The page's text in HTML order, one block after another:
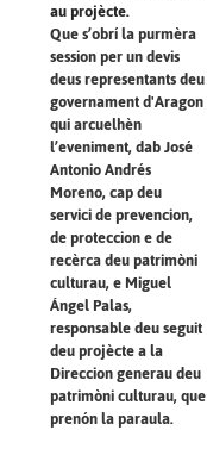
au projècte.
Que s’obrí la purmèra
session per un devis
deus representants deu
governament d'Aragon
qui arcuelhèn
l’eveniment, dab José
Antonio Andrés
Moreno, cap deu
servici de prevencion,
de proteccion e de
recèrca deu patrimòni
culturau, e Miguel
Ángel Palas,
responsable deu seguit
deu projècte a la
Direccion generau deu
patrimòni culturau, que
prenón la paraula.